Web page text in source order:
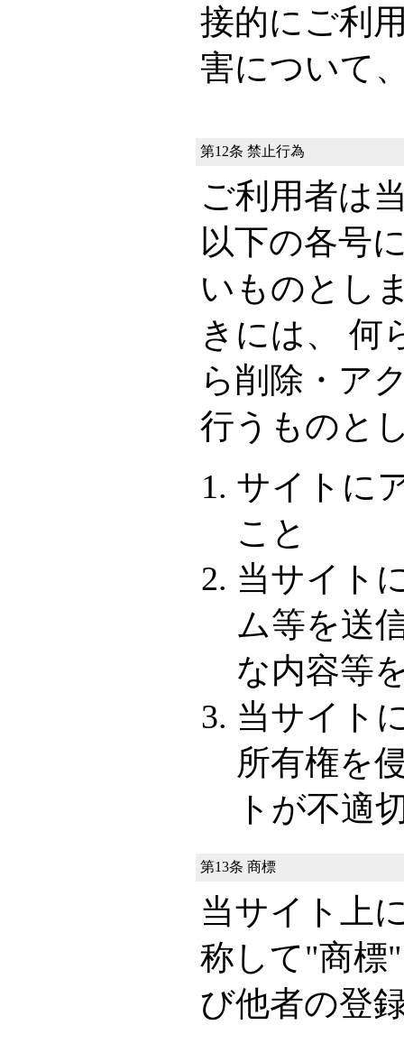
接的にご利
害について
第12条 禁止行為
ご利用者は
以下の各号
いものとし
きには、 何
ら削除・ア
行うものと
サイトに
こと
当サイト
ム等を送
な内容等
当サイト
所有権を
トが不適
第13条 商標
当サイト上
称して"商標
び他者の登